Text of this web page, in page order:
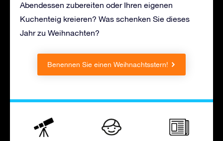
Abendessen zubereiten oder Ihren eigenen
Kuchenteig kreieren? Was schenken Sie dieses
Jahr zu Weihnachten?
Benennen Sie einen Weihnachtsstern!